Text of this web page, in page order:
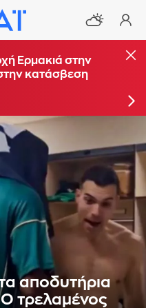
- Μήνυμα από το
Ερμακιά στην
κατάσβεση
αποδυτήρια
τρελαμένος